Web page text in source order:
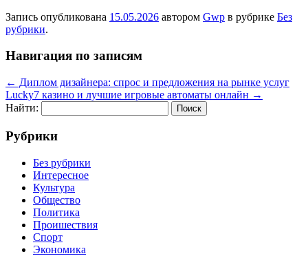
Запись опубликована 15.05.2026 автором Gwp в рубрике Без
рубрики.
Навигация по записям
← Диплом дизайнера: спрос и предложения на рынке услуг
Lucky7 казино и лучшие игровые автоматы онлайн →
Найти:
Рубрики
Без рубрики
Интересное
Культура
Общество
Политика
Проишествия
Спорт
Экономика